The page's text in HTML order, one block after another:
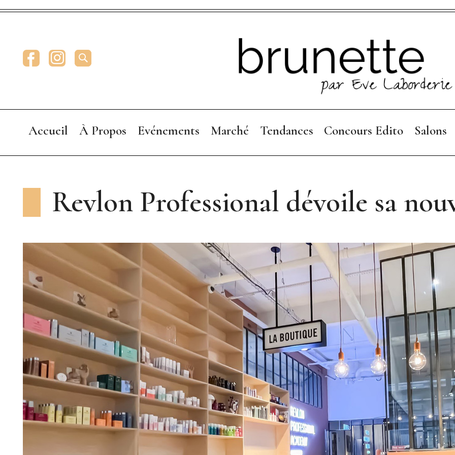
Facebook Instagram
Accueil
À Propos
Presentation
Evénements Marché
Tendances
Collections 26
Collections 25-26
Collections 24-25
Collections 2024
Collections 2023 - 24
Collections 2023
Collections 2022 - 23
Collections 2021
Collections 2020-2021
Homme 2020-2021
Concours Edito
Règlement
Salons
Revlon Professional dévoile sa